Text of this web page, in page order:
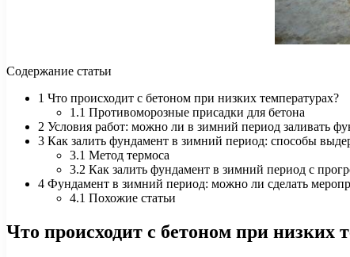
Содержание статьи
1 Что происходит с бетоном при низких температурах?
1.1 Противоморозные присадки для бетона
2 Условия работ: можно ли в зимний период заливать
3 Как залить фундамент в зимний период: способы
3.1 Метод термоса
3.2 Как залить фундамент в зимний период с
4 Фундамент в зимний период: можно ли сделать
4.1 Похожие статьи
Что происходит с бетоном при низких